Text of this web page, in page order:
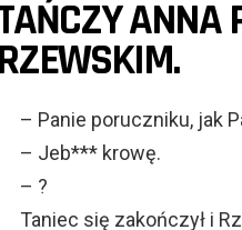
ANNA
RZEWSKIM.
– Panie poruczniku, jak
– Jeb*** krowę.
– ?
Taniec się zakończył i